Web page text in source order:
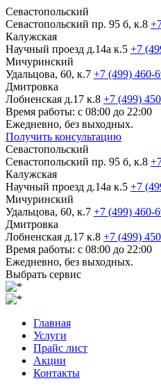
Севастопольский
Севастопольский пр. 95 б, к.8
Калужская
Научный проезд д.14а к.5 +7
Мичуринский
Удальцова, 60, к.7 +7 (499) 460-
Дмитровка
Лобненская д.17 к.8 +7 (499)
Время работы: с 08:00 до 22:00
Ежедневно, без выходных.
Получить консультацию
Севастопольский
Севастопольский пр. 95 б, к.8
Калужская
Научный проезд д.14а к.5 +7
Мичуринский
Удальцова, 60, к.7 +7 (499) 460-
Дмитровка
Лобненская д.17 к.8 +7 (499)
Время работы: с 08:00 до 22:00
Ежедневно, без выходных.
Выбрать сервис
Главная
Услуги
Прайс лист
Акции
Контакты